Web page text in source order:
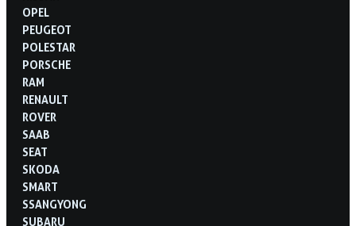
OPEL
PEUGEOT
POLESTAR
PORSCHE
RAM
RENAULT
ROVER
SAAB
SEAT
SKODA
SMART
SSANGYONG
SUBARU